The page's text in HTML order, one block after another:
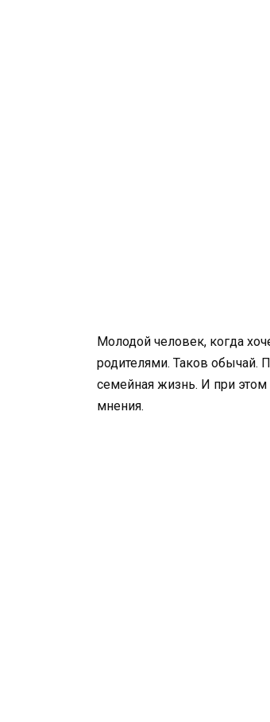
Молодой человек, когда
родителями. Таков обычай.
семейная жизнь. И при этом
мнения.